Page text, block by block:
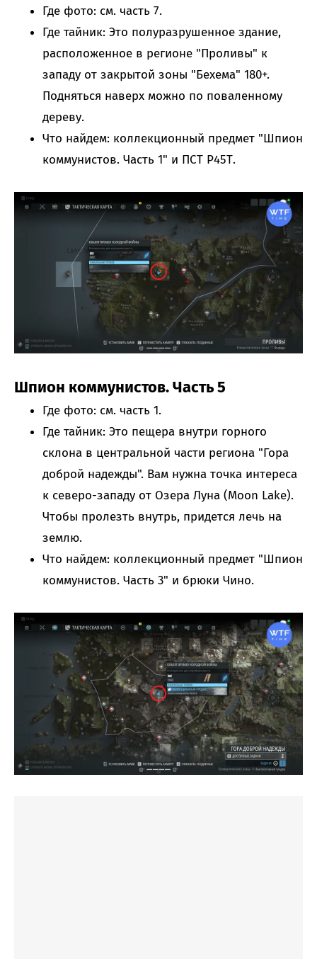
Где фото: см. часть 7.
Где тайник: Это полуразрушенное здание,
расположенное в регионе "Проливы" к
западу от закрытой зоны "Бехема" 180+.
Подняться наверх можно по поваленному
дереву.
Что найдем: коллекционный предмет "Шпион
коммунистов. Часть 1" и ПСТ Р45Т.
Шпион коммунистов. Часть 5
Где фото: см. часть 1.
Где тайник: Это пещера внутри горного
склона в центральной части региона "Гора
доброй надежды". Вам нужна точка интереса
к северо-западу от Озера Луна (Moon Lake).
Чтобы пролезть внутрь, придется лечь на
землю.
Что найдем: коллекционный предмет "Шпион
коммунистов. Часть 3" и брюки Чино.